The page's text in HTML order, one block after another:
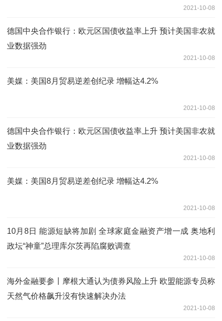
2021-10-08
德国中央合作银行：欧元区国债收益率上升 预计美国非农就
业数据强劲
2021-10-08
美媒：美国8月贸易逆差创纪录 增幅达4.2%
2021-10-08
德国中央合作银行：欧元区国债收益率上升 预计美国非农就
业数据强劲
2021-10-08
美媒：美国8月贸易逆差创纪录 增幅达4.2%
2021-10-08
10月8日 能源短缺将加剧 全球家庭金融资产增一成 奥地利
政坛“神童”总理库尔茨再陷腐败调查
2021-10-08
海外金融要参丨摩根大通认为债券风险上升 欧盟能源专员称
天然气价格飙升没有快速解决办法
2021-10-08